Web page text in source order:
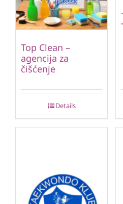
Top Clean –
agencija za
čišćenje
Details